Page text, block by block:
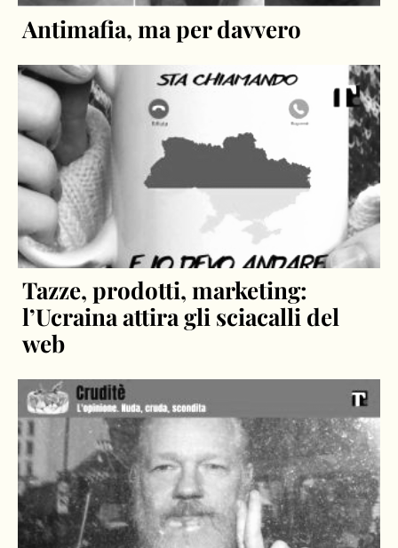
Antimafia, ma per davvero
Tazze, prodotti, marketing:
l’Ucraina attira gli sciacalli del
web